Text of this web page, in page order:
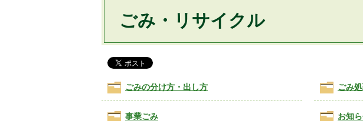
ごみ・リサイクル
ごみの分け方・出し方 ごみ
事業ごみ お知